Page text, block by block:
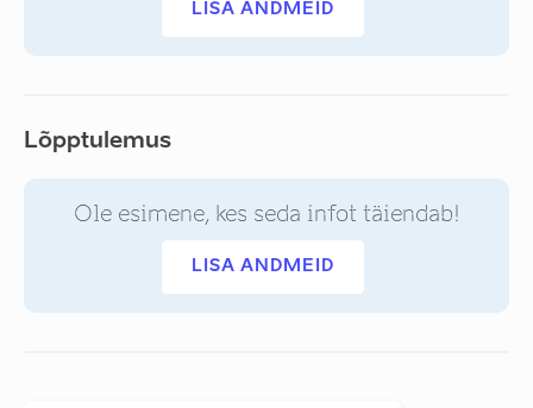
LISA ANDMEID
Lõpptulemus
Ole esimene, kes seda infot täiendab!
LISA ANDMEID